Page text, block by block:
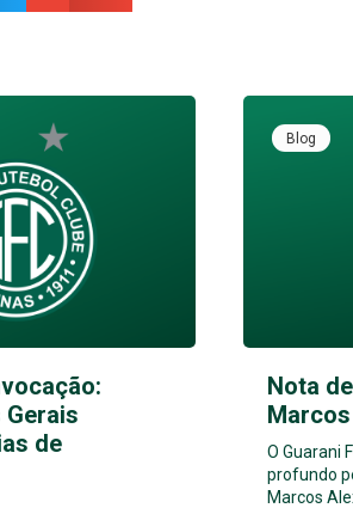
de
Blog
Nota
O Guarani
profundo
Marcos